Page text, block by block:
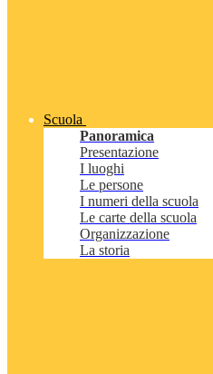
Scuola
Panoramica
Presentazione
I luoghi
Le persone
I numeri della scuola
Le carte della scuola
Organizzazione
La storia